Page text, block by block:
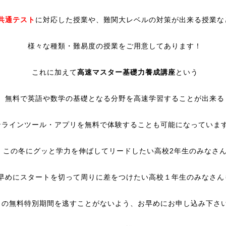
通テスト に対応した授業や、難関大レベルの対策が出来る授業な
様々な種類・難易度の授業をご用意してあります！
これに加えて高速マスター基礎力養成講座という
無料で英語や数学の基礎となる分野を高速学習することが出来る
インツール・アプリを無料で体験することも可能になっていま
この冬にグッと学力を伸ばしてリードしたい高校2年生のみなさん
めにスタートを切って周りに差をつけたい高校１年生のみなさん
無料特別期間を逃すことがないよう、お早めにお申し込み下さ